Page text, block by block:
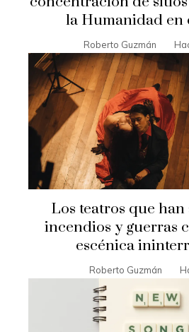
la Humanidad en
Roberto Guzmán
Los teatros que
incendios y guerras
escénica
Roberto Guzmán